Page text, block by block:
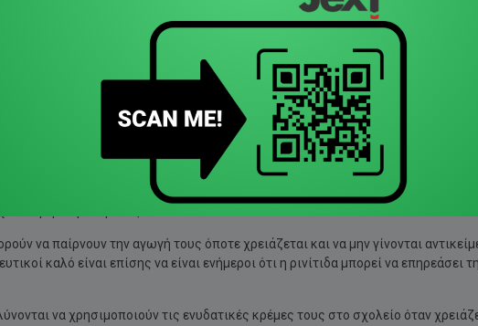
Στην τραπεζαρία τα παιδιά πρέπει πάντα να πλένουν χέρια πριν τα γεύματα και
προσεκτικά. Καλό είναι να επισημανθεί, ως εσωτερικός κανόνας
στην τάξη
αλλεργικές τροφές στη διαδικασία του μαθήματος ή ως επιβράβευση
σοβαρό
, ώστε να έχει πλάνο αντιμετώπισης κρίσης άσθματος και να
για τη χορήγησή του. Εναλλακτικά, το παιδί με άσθμα θα πρέπει να τα έχει
στη διάρκεια της γυμναστικής, αλλά να συμμετέχουν είτε αφού λάβουν
Προσοχή χρειάζεται επίσης στην περίπτωση που ένα επεισόδιο
απλή κρίση άσθματος.
να παίρνουν την αγωγή τους όποτε χρειάζεται και να μην γίνονται
καλό είναι επίσης να είναι ενήμεροι ότι η ρινίτιδα μπορεί να επηρεάσει
να χρησιμοποιούν τις ενυδατικές κρέμες τους στο σχολείο όταν